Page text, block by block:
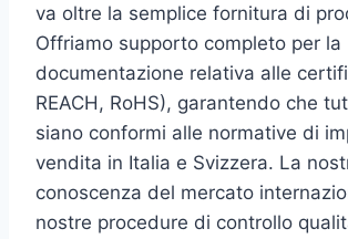
va oltre la semplice fornitura di
Offriamo supporto completo per la
documentazione relativa alle
REACH, RoHS), garantendo che
siano conformi alle normative di
vendita in Italia e Svizzera. La
conoscenza del mercato
nostre procedure di controllo